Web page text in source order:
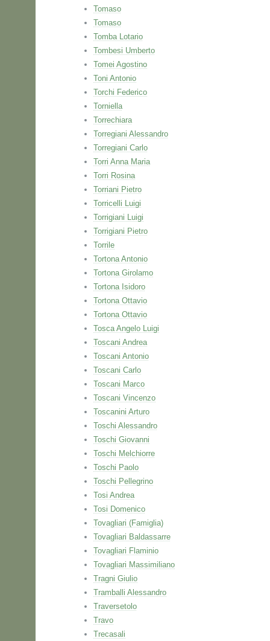
Tomaso
Tomaso
Tomba Lotario
Tombesi Umberto
Tomei Agostino
Toni Antonio
Torchi Federico
Torniella
Torrechiara
Torregiani Alessandro
Torregiani Carlo
Torri Anna Maria
Torri Rosina
Torriani Pietro
Torricelli Luigi
Torrigiani Luigi
Torrigiani Pietro
Torrile
Tortona Antonio
Tortona Girolamo
Tortona Isidoro
Tortona Ottavio
Tortona Ottavio
Tosca Angelo Luigi
Toscani Andrea
Toscani Antonio
Toscani Carlo
Toscani Marco
Toscani Vincenzo
Toscanini Arturo
Toschi Alessandro
Toschi Giovanni
Toschi Melchiorre
Toschi Paolo
Toschi Pellegrino
Tosi Andrea
Tosi Domenico
Tovagliari (Famiglia)
Tovagliari Baldassarre
Tovagliari Flaminio
Tovagliari Massimiliano
Tragni Giulio
Tramballi Alessandro
Traversetolo
Travo
Trecasali